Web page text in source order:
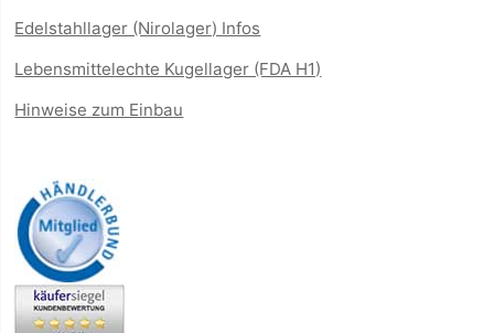
Edelstahllager (Nirolager) Infos
Lebensmittelechte Kugellager (FDA H1)
Hinweise zum Einbau